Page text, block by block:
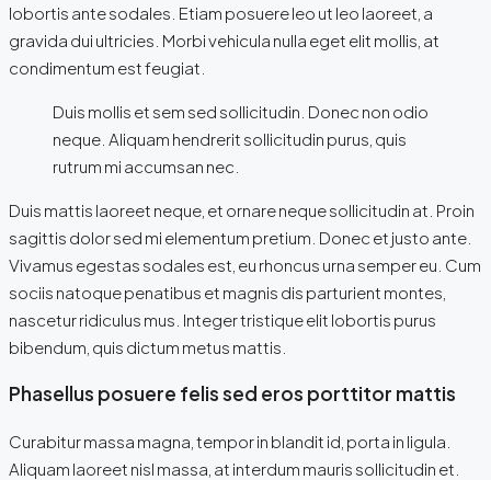
lobortis ante sodales. Etiam posuere leo ut leo laoreet, a
gravida dui ultricies. Morbi vehicula nulla eget elit mollis, at
condimentum est feugiat.
Duis mollis et sem sed sollicitudin. Donec non odio
neque. Aliquam hendrerit sollicitudin purus, quis
rutrum mi accumsan nec.
Duis mattis laoreet neque, et ornare neque sollicitudin at. Proin
sagittis dolor sed mi elementum pretium. Donec et justo ante.
Vivamus egestas sodales est, eu rhoncus urna semper eu. Cum
sociis natoque penatibus et magnis dis parturient montes,
nascetur ridiculus mus. Integer tristique elit lobortis purus
bibendum, quis dictum metus mattis.
Phasellus posuere felis sed eros porttitor mattis
Curabitur massa magna, tempor in blandit id, porta in ligula.
Aliquam laoreet nisl massa, at interdum mauris sollicitudin et.